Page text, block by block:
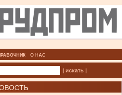
О НАС
| искать |